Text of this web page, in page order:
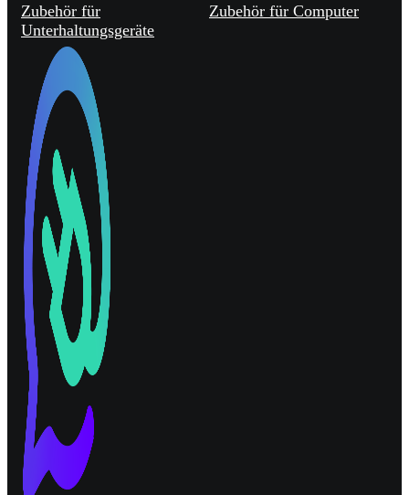
Zubehör für
Unterhaltungsgeräte
Zubehör für Computer